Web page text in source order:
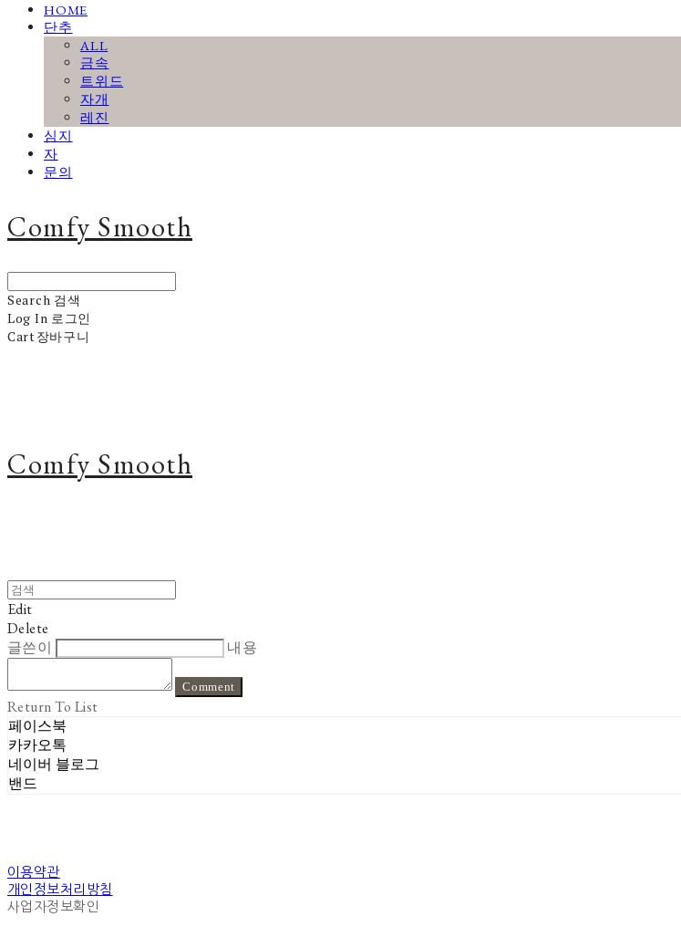
HOME
단추
ALL
금속
트위드
자개
레진
심지
자
문의
Comfy Smooth
Search 검색
Log In 로그인
Cart장바구니
Comfy Smooth
Edit
Delete
글쓴이
내용
Comment
Return To List
페이스북
카카오톡
네이버 블로그
밴드
이용약관
개인정보처리방침
사업자정보확인